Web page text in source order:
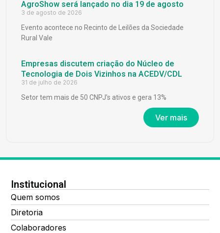
AgroShow será lançado no dia 19 de agosto
3 de agosto de 2026
Evento acontece no Recinto de Leilões da Sociedade
Rural Vale
Empresas discutem criação do Núcleo de
Tecnologia de Dois Vizinhos na ACEDV/CDL
31 de julho de 2026
Setor tem mais de 50 CNPJ’s ativos e gera 13%
Ver mais
Institucional
Quem somos
Diretoria
Colaboradores